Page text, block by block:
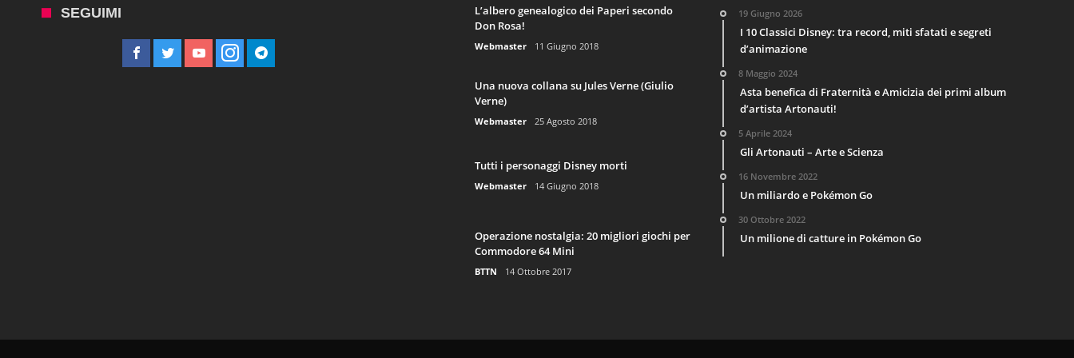
SEGUIMI
L’albero genealogico dei Paperi secondo
Don Rosa!
Webmaster 11 Giugno 2018
Una nuova collana su Jules Verne (Giulio
Verne)
Webmaster 25 Agosto 2018
Tutti i personaggi Disney morti
Webmaster 14 Giugno 2018
Operazione nostalgia: 20 migliori giochi per
Commodore 64 Mini
BTTN 14 Ottobre 2017
19 Giugno 2026
I 10 Classici Disney: tra record, miti sfatati e segreti
d’animazione
8 Maggio 2024
Asta benefica di Fraternità e Amicizia dei primi album
d’artista Artonauti!
5 Aprile 2024
Gli Artonauti – Arte e Scienza
16 Novembre 2022
Un miliardo e Pokémon Go
30 Ottobre 2022
Un milione di catture in Pokémon Go